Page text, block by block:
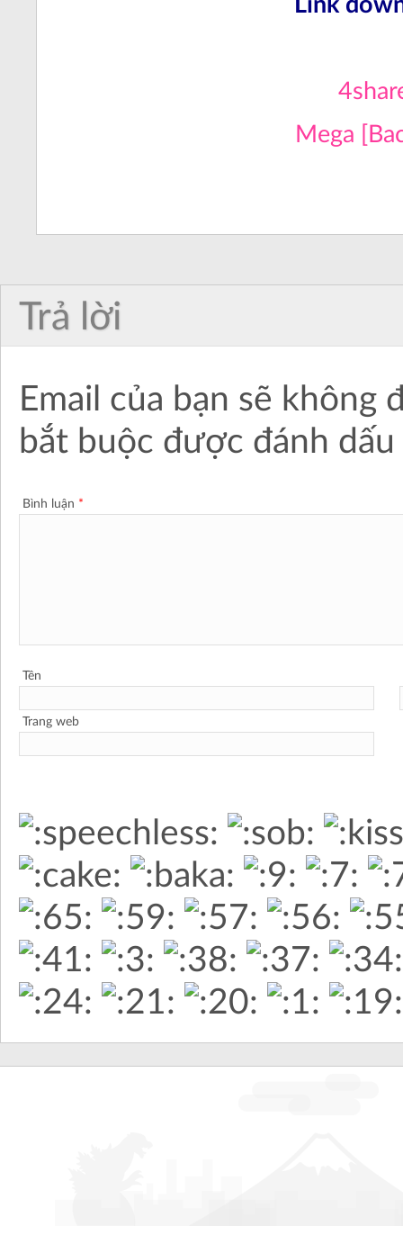
Link
Mega
Trả lời
Email của bạn sẽ
bắt buộc được đánh dấu
Bình luận *
Tên
Trang web